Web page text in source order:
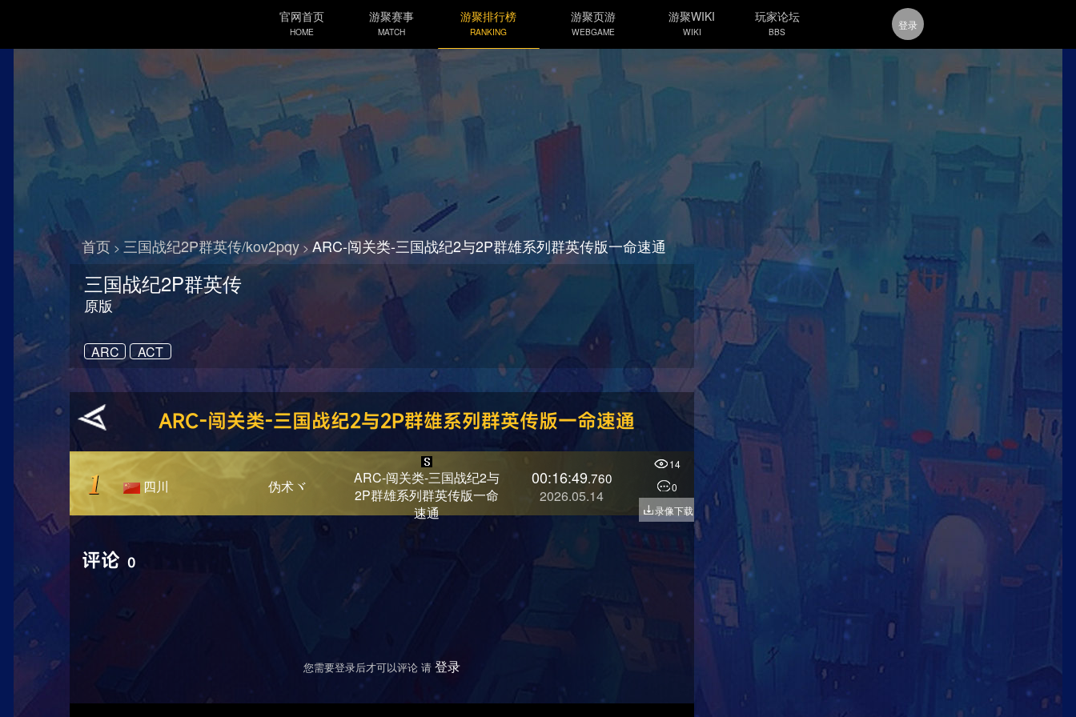
官网首页
HOME
游聚赛事
MATCH
游聚排行榜
RANKING
游聚页游
WEBGAME
游聚WIKI
WIKI
玩家论坛
BBS
登录
首页 > 三国战纪2P群英传/kov2pqy > ARC-闯关类-三国战纪2与2P群雄系列群英传版一命速通
三国战纪2P群英传
原版
ARC ACT
ARC-闯关类-三国战纪2与2P群雄系列群英传版一命速通
四川 伪术ヾ
ARC-闯关类-三国战纪2与
2P群雄系列群英传版一命
速通
00:16:49.760
2026.05.14
14
0
录像下载
评论 0
您需要登录后才可以评论 请 登录